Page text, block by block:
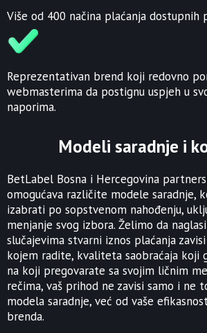
Više od 400 načina plaćanja dostupnih
Reprezentativan brend koji redovno
webmasterima da postignu uspjeh u
naporima.
Modeli saradnje i
BetLabel Bosna i Hercegovina
omogućava različite modele saradnje,
izabrati po sopstvenom nahođenju,
menjanje svog izbora. Želimo da
slučajevima stvarni iznos plaćanja
kojem radite, kvaliteta saobraćaja koji
na koji pregovarate sa svojim ličnim
rečima, vaš prihod ne zavisi samo i ne
modela saradnje, već od vaše
brenda.